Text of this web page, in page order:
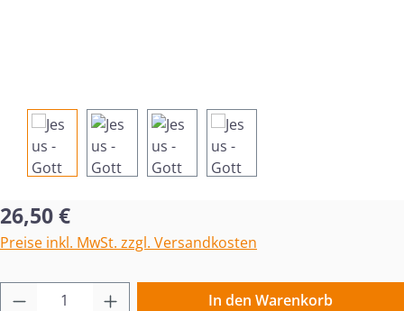
Regulärer Preis:
26,50 €
Preise inkl. MwSt. zzgl. Versandkosten
Produkt Anzahl: Gib den gewünschten
In den Warenkorb